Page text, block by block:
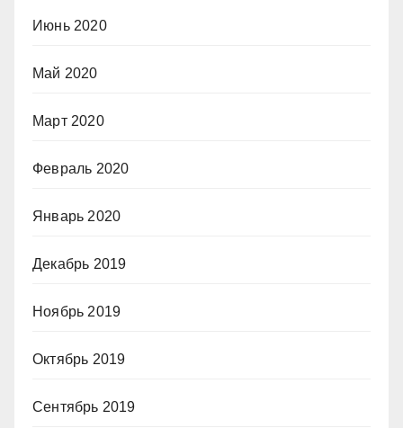
Июнь 2020
Май 2020
Март 2020
Февраль 2020
Январь 2020
Декабрь 2019
Ноябрь 2019
Октябрь 2019
Сентябрь 2019